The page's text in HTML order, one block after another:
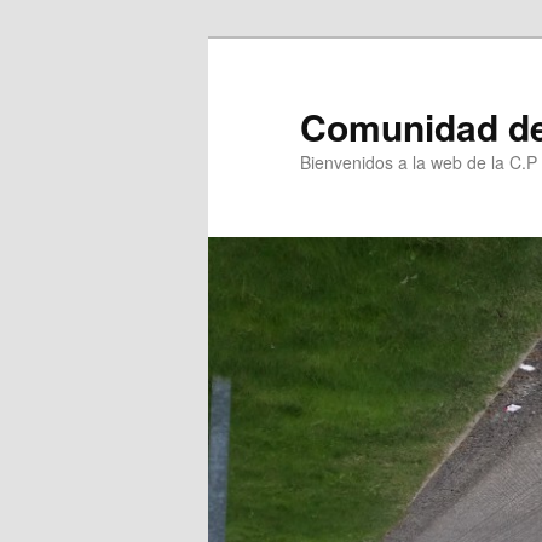
Comunidad
Bienvenidos a la web de la